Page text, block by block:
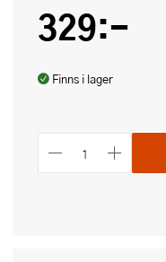
329:-
Finns i lager